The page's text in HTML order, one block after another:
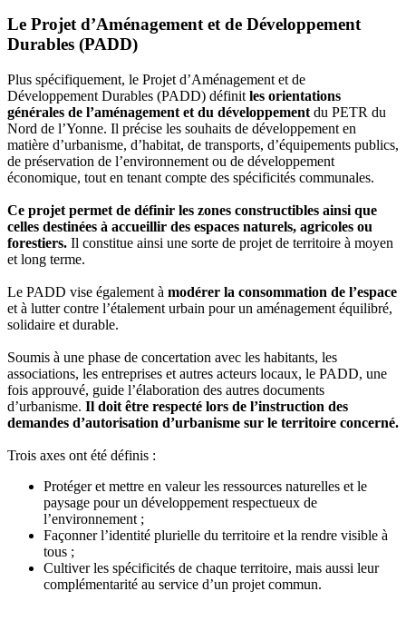
Le Projet d’Aménagement et de Développement
Durables (PADD)
Plus spécifiquement, le Projet d’Aménagement et de
Développement Durables (PADD) définit les orientations
générales de l’aménagement et du développement du PETR du
Nord de l’Yonne. Il précise les souhaits de développement en
matière d’urbanisme, d’habitat, de transports, d’équipements publics,
de préservation de l’environnement ou de développement
économique, tout en tenant compte des spécificités communales.
Ce projet permet de définir les zones constructibles ainsi que
celles destinées à accueillir des espaces naturels, agricoles ou
forestiers. Il constitue ainsi une sorte de projet de territoire à moyen
et long terme.
Le PADD vise également à modérer la consommation de l’espace
et à lutter contre l’étalement urbain pour un aménagement équilibré,
solidaire et durable.
Soumis à une phase de concertation avec les habitants, les
associations, les entreprises et autres acteurs locaux, le PADD, une
fois approuvé, guide l’élaboration des autres documents
d’urbanisme. Il doit être respecté lors de l’instruction des
demandes d’autorisation d’urbanisme sur le territoire concerné.
Trois axes ont été définis :
Protéger et mettre en valeur les ressources naturelles et le
paysage pour un développement respectueux de
l’environnement ;
Façonner l’identité plurielle du territoire et la rendre visible à
tous ;
Cultiver les spécificités de chaque territoire, mais aussi leur
complémentarité au service d’un projet commun.